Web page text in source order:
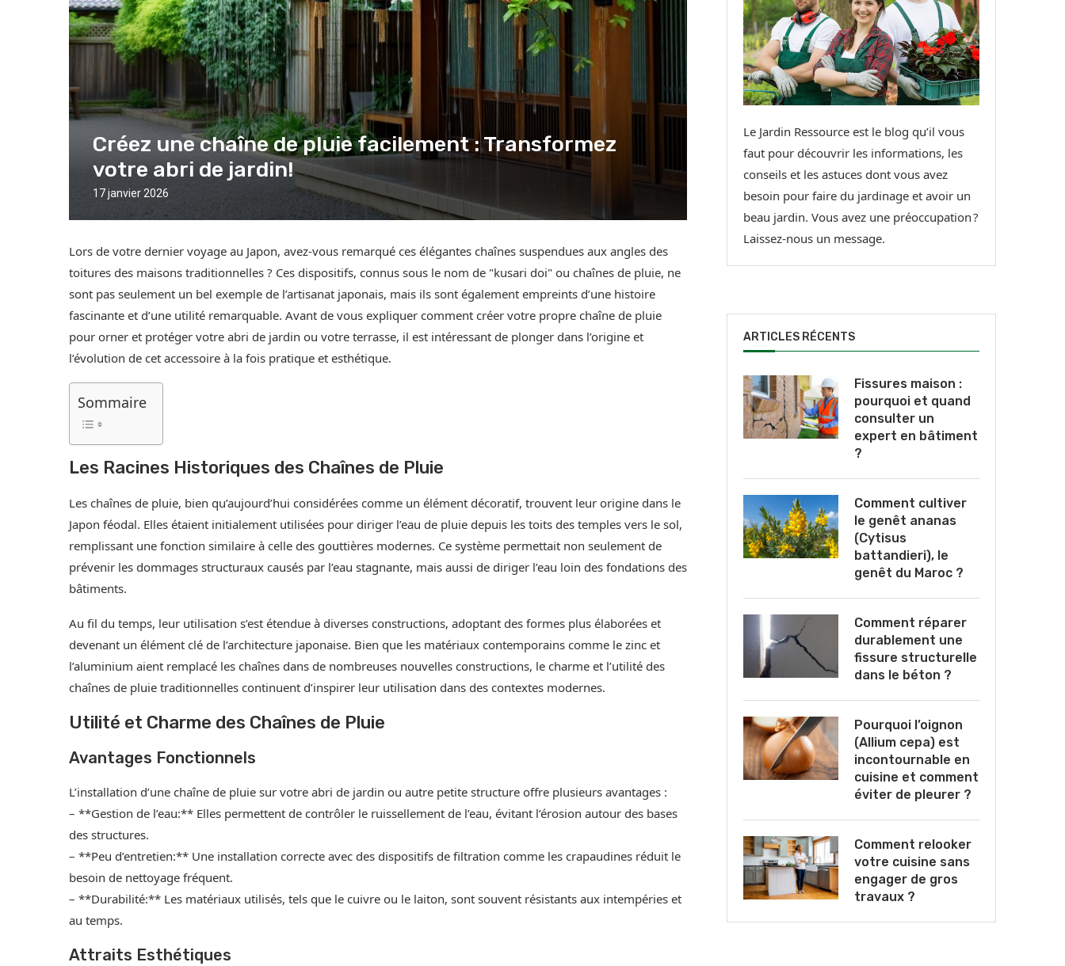
Créez une chaîne de pluie facilement : Transformez
votre abri de jardin!
17 janvier 2026
Lors de votre dernier voyage au Japon, avez-vous remarqué ces élégantes chaînes suspendues aux angles des
toitures des maisons traditionnelles ? Ces dispositifs, connus sous le nom de "kusari doi" ou chaînes de pluie, ne
sont pas seulement un bel exemple de l’artisanat japonais, mais ils sont également empreints d’une histoire
fascinante et d’une utilité remarquable. Avant de vous expliquer comment créer votre propre chaîne de pluie
pour orner et protéger votre abri de jardin ou votre terrasse, il est intéressant de plonger dans l’origine et
l’évolution de cet accessoire à la fois pratique et esthétique.
Sommaire
Les Racines Historiques des Chaînes de Pluie
Les chaînes de pluie, bien qu’aujourd’hui considérées comme un élément décoratif, trouvent leur origine dans le
Japon féodal. Elles étaient initialement utilisées pour diriger l’eau de pluie depuis les toits des temples vers le sol,
remplissant une fonction similaire à celle des gouttières modernes. Ce système permettait non seulement de
prévenir les dommages structuraux causés par l’eau stagnante, mais aussi de diriger l’eau loin des fondations des
bâtiments.
Au fil du temps, leur utilisation s’est étendue à diverses constructions, adoptant des formes plus élaborées et
devenant un élément clé de l’architecture japonaise. Bien que les matériaux contemporains comme le zinc et
l’aluminium aient remplacé les chaînes dans de nombreuses nouvelles constructions, le charme et l’utilité des
chaînes de pluie traditionnelles continuent d’inspirer leur utilisation dans des contextes modernes.
Utilité et Charme des Chaînes de Pluie
Avantages Fonctionnels
L’installation d’une chaîne de pluie sur votre abri de jardin ou autre petite structure offre plusieurs avantages :
– **Gestion de l’eau:** Elles permettent de contrôler le ruissellement de l’eau, évitant l’érosion autour des bases
des structures.
– **Peu d’entretien:** Une installation correcte avec des dispositifs de filtration comme les crapaudines réduit le
besoin de nettoyage fréquent.
– **Durabilité:** Les matériaux utilisés, tels que le cuivre ou le laiton, sont souvent résistants aux intempéries et
au temps.
Attraits Esthétiques
Le Jardin Ressource est le blog qu’il vous
faut pour découvrir les informations, les
conseils et les astuces dont vous avez
besoin pour faire du jardinage et avoir un
beau jardin. Vous avez une préoccupation ?
Laissez-nous un message.
ARTICLES RÉCENTS
Fissures maison :
pourquoi et quand
consulter un
expert en bâtiment
?
Comment cultiver
le genêt ananas
(Cytisus
battandieri), le
genêt du Maroc ?
Comment réparer
durablement une
fissure structurelle
dans le béton ?
Pourquoi l’oignon
(Allium cepa) est
incontournable en
cuisine et comment
éviter de pleurer ?
Comment relooker
votre cuisine sans
engager de gros
travaux ?